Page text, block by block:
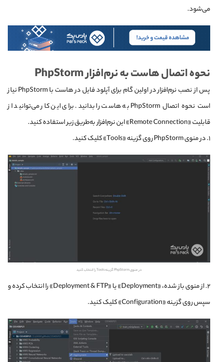
می‌شود.
نحوه اتصال هاست به نرم‌افزار PhpStorm
پس از نصب نرم‌افزار در اولین گام برای آپلود فایل در هاست با PhpStorm نیاز
است نحوه اتصال PhpStorm به هاست را بدانید. برای این کار می‌توانید از
قابلیت «Remote Connection» این نرم‌افزار به‌طریق زیر استفاده کنید.
۱. در منوی PhpStorm روی گزینه «Tools» کلیک کنید.
در منوی PhpStorm گزینه Tools را انتخاب کنید
۲. از منوی باز شده، «Deployment» یا «Deployment & FTP» را انتخاب کرده و
سپس روی گزینه «Configuration» کلیک کنید.